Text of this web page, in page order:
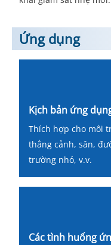
Ứng dụng
Kịch bản ứng
Thích hợp cho môi
thắng cảnh, sân,
trường nhỏ, v.v.
Các tình huống